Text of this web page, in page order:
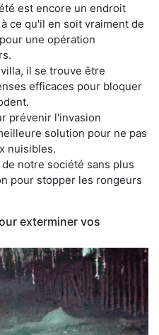
est encore un endroit
ce qu'il en soit vraiment de
une opération
il se trouve être
efficaces pour bloquer
prévenir l'invasion
solution pour ne pas
nuisibles.
notre société sans plus
pour stopper les rongeurs
exterminer vos